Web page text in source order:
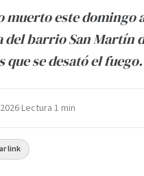
este domingo
del barrio San Martín
se desató el fuego.
·Lectura 1 min
link